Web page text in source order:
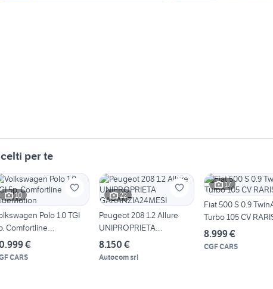
per te
10
Polo 1.0 TGI
Comfortline
€
CARS
22
Peugeot 208 1.2 Allure
UNIPROPRIETA
GARANZIA24MESI
8.150 €
Autocom srl
17
Fiat 500 S 0.9
Turbo 105 CV
8.999 €
CGF CARS